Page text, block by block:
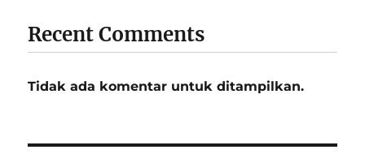
Recent Comments
Tidak ada komentar untuk ditampilkan.